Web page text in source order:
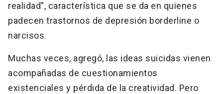
realidad”, característica que se da en quienes
padecen trastornos de depresión borderline o
narcisos.
Muchas veces, agregó, las ideas suicidas vienen
acompañadas de cuestionamientos
existenciales y pérdida de la creatividad. Pero